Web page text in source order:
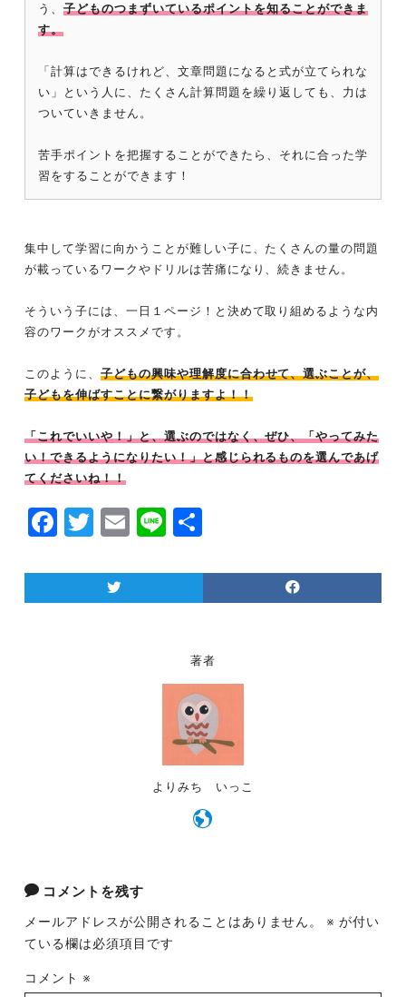
う、 子どものつまずいているポイントを知ることができま
す。
「計算はできるけれど、文章問題になると式が立てられな
い」という人に、たくさん計算問題を繰り返しても、力は
ついていきません。
苦手ポイントを把握することができたら、それに合った学
習をすることができます！
集中して学習に向かうことが難しい子に、たくさんの量の問題
が載っているワークやドリルは苦痛になり、続きません。
そういう子には、一日１ページ！と決めて取り組めるような内
容のワークがオススメです。
このように、 子どもの興味や理解度に合わせて、選ぶことが、
子どもを伸ばすことに繋がりますよ！！
「これでいいや！」と、選ぶのではなく、ぜひ、「やってみた
い！できるようになりたい！」と感じられるものを選んであげ
てくださいね！！
F
c
e
T
itt
er
E
ai
l
Li
e
共
著者
よりみち いっこ
コメントを残す
メールアドレスが公開されることはありません。 ※ が付い
ている欄は必須項目です
コメント ※